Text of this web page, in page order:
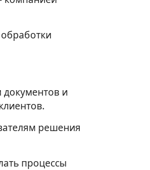
документов и
решения
процессы